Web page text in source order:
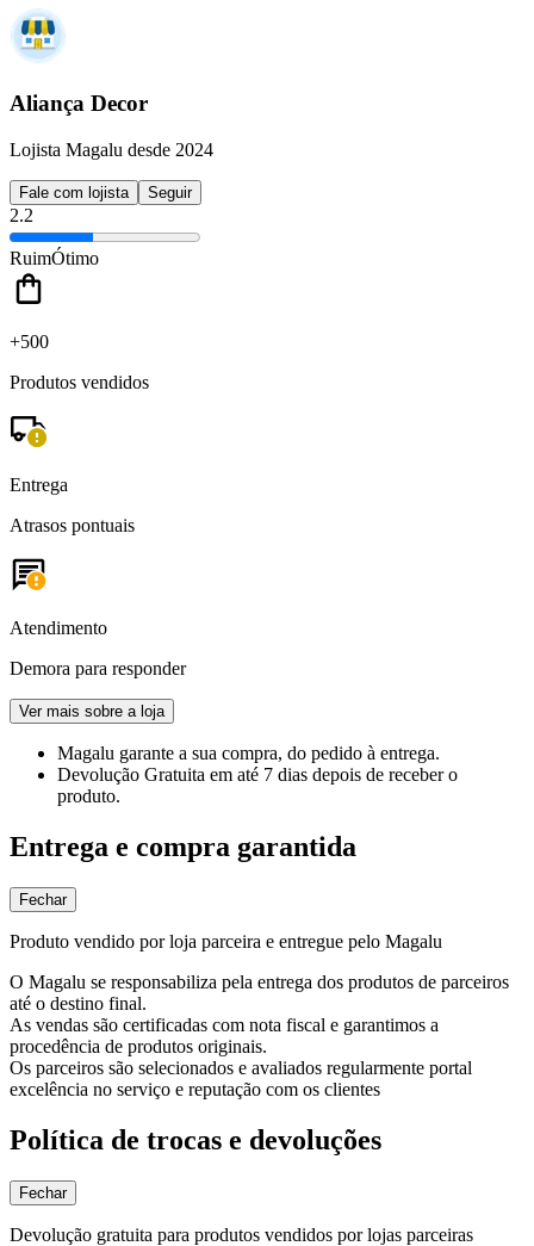
Aliança Decor
Lojista Magalu desde 2024
Fale com lojista Seguir
2.2
RuimÓtimo
+500
Produtos vendidos
Entrega
Atrasos pontuais
Atendimento
Demora para responder
Ver mais sobre a loja
Magalu garante a sua compra, do pedido à entrega.
Devolução Gratuita em até 7 dias depois de receber o
produto.
Entrega e compra garantida
Fechar
Produto vendido por loja parceira e entregue pelo Magalu
O Magalu se responsabiliza pela entrega dos produtos de parceiros
até o destino final.
As vendas são certificadas com nota fiscal e garantimos a
procedência de produtos originais.
Os parceiros são selecionados e avaliados regularmente portal
excelência no serviço e reputação com os clientes
Política de trocas e devoluções
Fechar
Devolução gratuita para produtos vendidos por lojas parceiras